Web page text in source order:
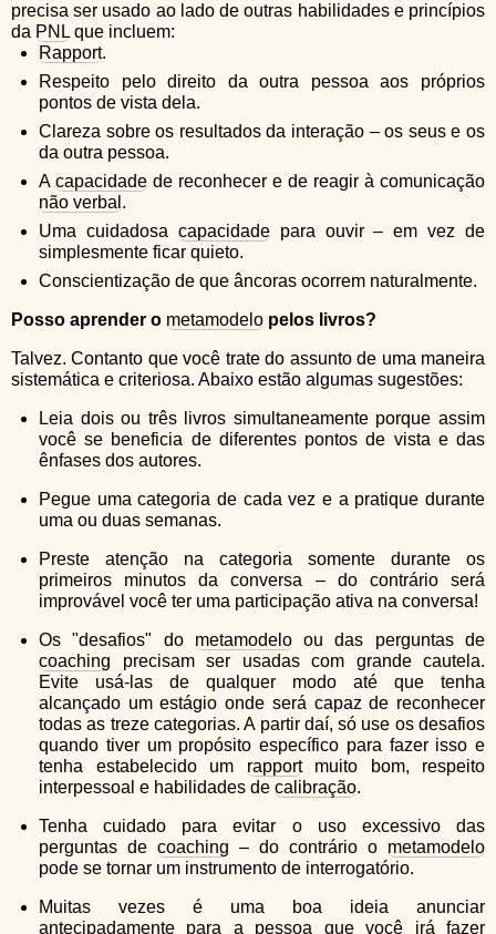
precisa ser usado ao lado de outras habilidades e princípios
da PNL que incluem:
Rapport.
Respeito pelo direito da outra pessoa aos próprios
pontos de vista dela.
Clareza sobre os resultados da interação – os seus e os
da outra pessoa.
A capacidade de reconhecer e de reagir à comunicação
não verbal .
Uma cuidadosa capacidadepara ouvir – em vez de
simplesmente ficar quieto.
Conscientização de que âncoras ocorrem naturalmente.
Posso aprender o metamodelo pelos livros?
Talvez. Contanto que você trate do assunto de uma maneira
sistemática e criteriosa. Abaixo estão algumas sugestões:
Leia dois ou três livros simultaneamente porque assim
você se beneficia de diferentes pontos de vista e das
ênfases dos autores.
Pegue uma categoria de cada vez e a pratique durante
uma ou duas semanas.
Preste atenção na categoria somente durante os
primeiros minutos da conversa – do contrário será
improvável você ter uma participação ativa na conversa!
Os "desafios" do metamodeloou das perguntas de
coaching precisam ser usadas com grande cautela.
Evite usá-las de qualquer modo até que tenha
alcançado um estágio onde será capaz de reconhecer
todas as treze categorias. A partir daí, só use os desafios
quando tiver um propósito específico para fazer isso e
tenha estabelecido um rapportmuito bom, respeito
interpessoal e habilidades de calibração.
Tenha cuidado para evitar o uso excessivo das
perguntas de coaching – do contrário o metamodelo
pode se tornar um instrumento de interrogatório.
Muitas vezes é uma boa ideia anunciar
antecipadamente para a pessoa que você irá fazer